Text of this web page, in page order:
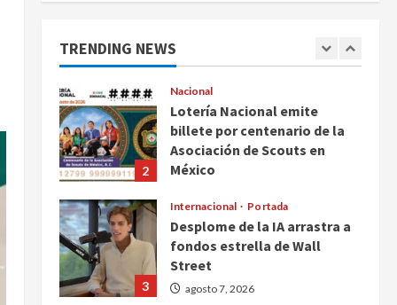
TRENDING NEWS
1
2
Nacional
Lotería Nacional emite
billete por centenario de la
Asociación de Scouts en
México
3
Internacional Portada
Desplome de la IA arrastra a
fondos estrella de Wall
Street
agosto 7, 2026